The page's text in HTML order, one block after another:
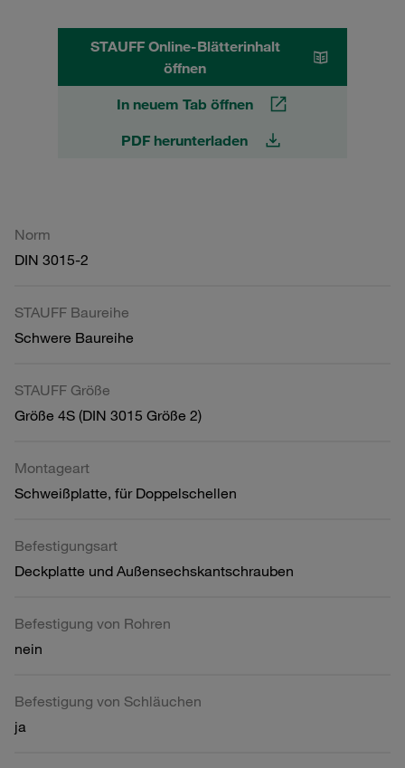
STAUFF Online-Blätterinhalt
öffnen
In neuem Tab öffnen
PDF herunterladen
Norm
DIN 3015-2
STAUFF Baureihe
Schwere Baureihe
STAUFF Größe
Größe 4S (DIN 3015 Größe 2)
Montageart
Schweißplatte, für Doppelschellen
Befestigungsart
Deckplatte und Außensechskantschrauben
Befestigung von Rohren
nein
Befestigung von Schläuchen
ja